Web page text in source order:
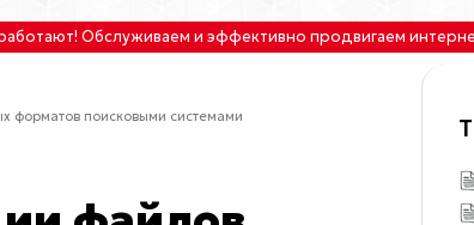
Обслуживаем и эффективно продвигаем
форматов поисковыми системами